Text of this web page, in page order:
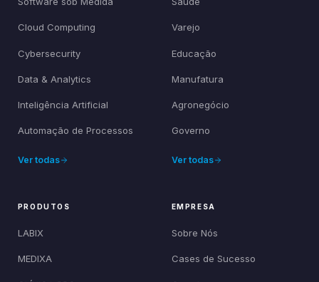
Cloud Computing
Cybersecurity
Data & Analytics
Inteligência Artificial
Automação de Processos
Ver todas
Varejo
Educação
Manufatura
Agronegócio
Governo
Ver todas
PRODUTOS
LABIX
MEDIXA
EMPRESA
Sobre Nós
Cases de Sucesso